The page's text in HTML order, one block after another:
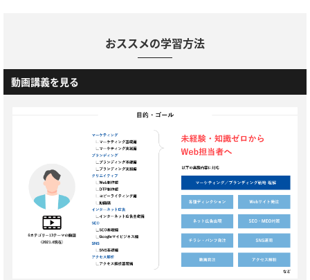
おススメの学習方法
動画講義を見る